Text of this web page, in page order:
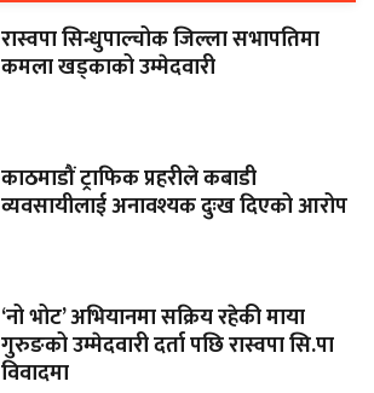
रास्वपा सिन्धुपाल्चोक जिल्ला सभापतिमा
कमला खड्काको उम्मेदवारी
काठमाडौं ट्राफिक प्रहरीले कबाडी
व्यवसायीलाई अनावश्यक दुःख दिएको आरोप
‘नो भोट’ अभियानमा सक्रिय रहेकी माया
गुरुङको उम्मेदवारी दर्ता पछि रास्वपा सि.पा
विवादमा